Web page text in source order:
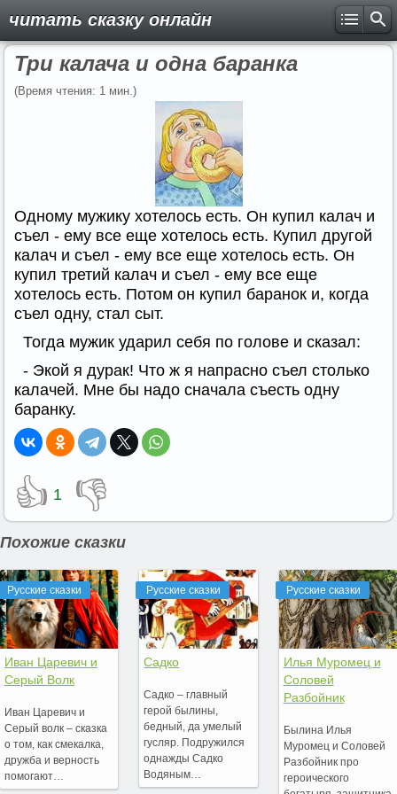
читать сказку онлайн
Три калача и одна баранка
(Время чтения: 1 мин.)
Одному мужику хотелось есть. Он купил калач и
съел - ему все еще хотелось есть. Купил другой
калач и съел - ему все еще хотелось есть. Он
купил третий калач и съел - ему все еще
хотелось есть. Потом он купил баранок и, когда
съел одну, стал сыт.
Тогда мужик ударил себя по голове и сказал:
- Экой я дурак! Что ж я напрасно съел столько
калачей. Мне бы надо сначала съесть одну
баранку.
👍 1 👎
Похожие сказки
Русские сказки
Иван Царевич и
Серый Волк
Иван Царевич и
Серый волк – сказка
о том, как смекалка,
дружба и верность
помогают…
Русские сказки
Садко
Садко – главный
герой былины,
бедный, да умелый
гусляр. Подружился
однажды Садко
Водяным…
Русские сказки
Илья Муромец и
Соловей
Разбойник
Былина Илья
Муромец и Соловей
Разбойник про
героического